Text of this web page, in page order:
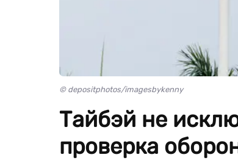
© depositphotos/imagesbykenny
Тайбэй не
проверка